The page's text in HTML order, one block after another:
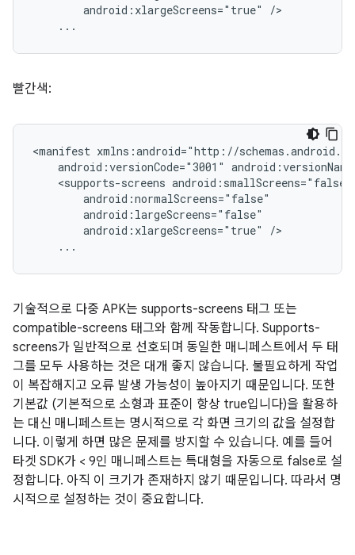
android:xlargeScreens="true"
...
빨간색:
<manifest
android:versionCode="3001"
<supports-screens
android:xlargeScreens="true"
...
기술적으로 다중 APK는 supports-screens 태그 또는
compatible-screens 태그와 함께 작동합니다. Supports-
screens가 일반적으로 선호되며 동일한 매니페스트에서 두 태
그를 모두 사용하는 것은 대개 좋지 않습니다. 불필요하게 작업
이 복잡해지고 오류 발생 가능성이 높아지기 때문입니다. 또한
기본값 (기본적으로 소형과 표준이 항상 true입니다)을 활용하
는 대신 매니페스트는 명시적으로 각 화면 크기의 값을 설정합
니다. 이렇게 하면 많은 문제를 방지할 수 있습니다. 예를 들어
타겟 SDK가 < 9인 매니페스트는 특대형을 자동으로 false로 설
정합니다. 아직 이 크기가 존재하지 않기 때문입니다. 따라서 명
시적으로 설정하는 것이 중요합니다.